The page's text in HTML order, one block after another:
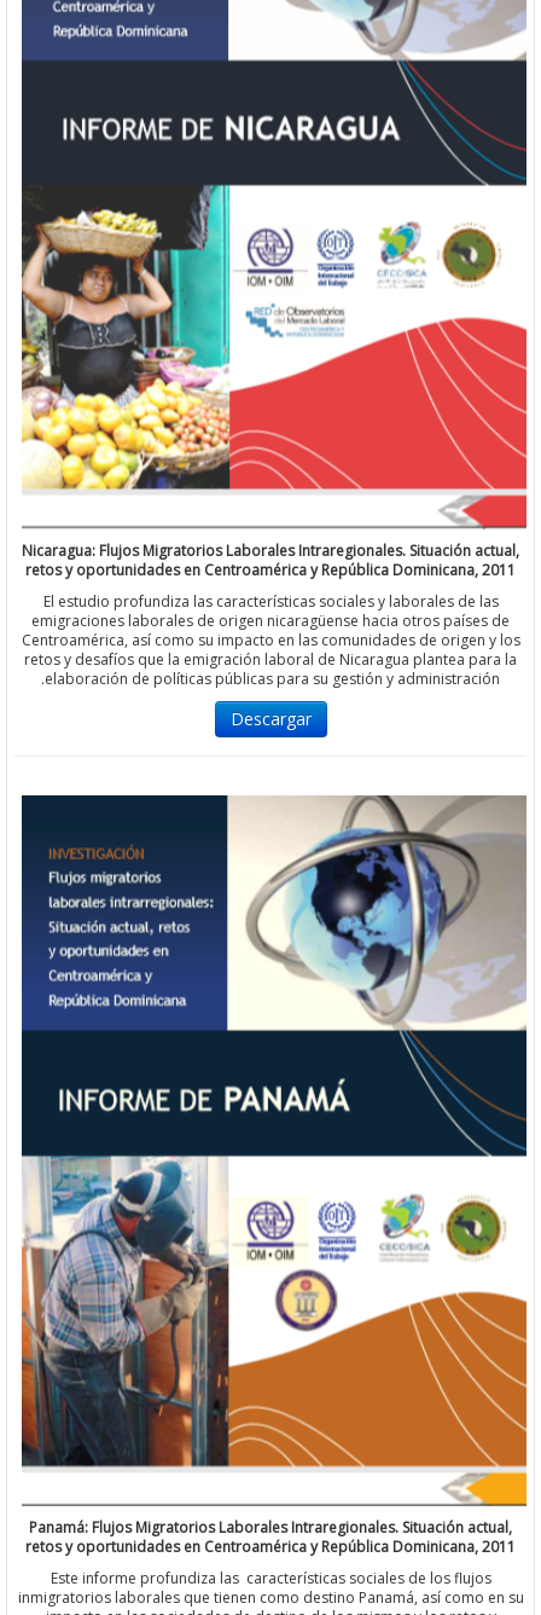
Nicaragua: Flujos Migratorios Laborales Intraregionales. Situación
retos y oportunidades en Centroamérica y República
El estudio profundiza las características sociales y laborales de
emigraciones laborales de origen nicaragüense hacia otros
Centroamérica, así como su impacto en las comunidades de
retos y desafíos que la emigración laboral de Nicaragua plantea
elaboración de políticas públicas para su gestión y
Descargar
Panamá: Flujos Migratorios Laborales Intraregionales. Situación
retos y oportunidades en Centroamérica y República
Este informe profundiza las características sociales de los
inmigratorios laborales que tienen como destino Panamá, así